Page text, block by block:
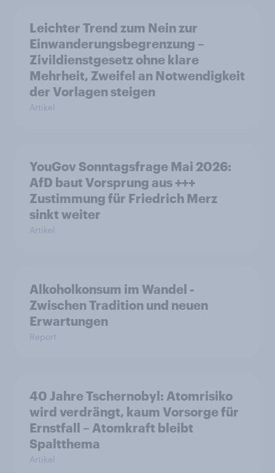
Leichter Trend zum Nein zur
Einwanderungsbegrenzung –
Zivildienstgesetz ohne klare
Mehrheit, Zweifel an Notwendigkeit
der Vorlagen steigen
Artikel
YouGov Sonntagsfrage Mai 2026:
AfD baut Vorsprung aus +++
Zustimmung für Friedrich Merz
sinkt weiter
Artikel
Alkoholkonsum im Wandel​ -
Zwischen Tradition und neuen
Erwartungen
Report
40 Jahre Tschernobyl: Atomrisiko
wird verdrängt, kaum Vorsorge für
Ernstfall – Atomkraft bleibt
Spaltthema
Artikel